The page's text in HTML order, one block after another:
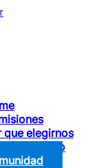
que elegirnos
colegio